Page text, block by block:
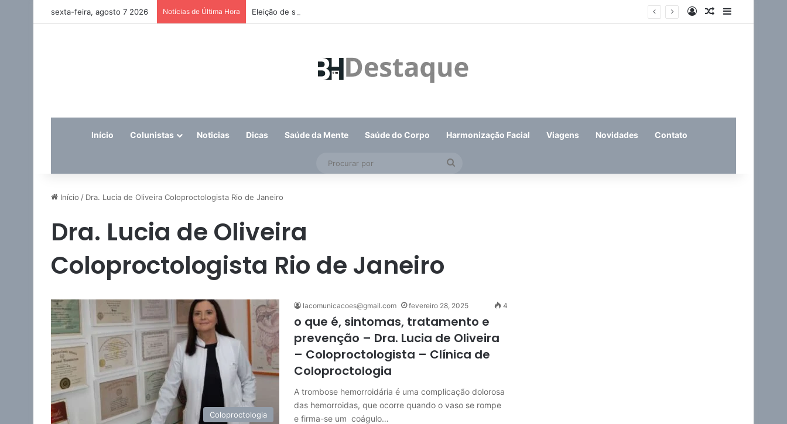
sexta-feira, agosto 7 2026 Notícias de Última Hora Eleição de suplente do Conselho de Mobilidade Urbana será nesta quinta-feira (11) EntrarArtigo aleatório
Barra Lateral
Início Colunistas Noticias Dicas Saúde da Mente Saúde do Corpo Harmonização Facial Viagens Novidades Contato
Procurar
Início / Dra. Lucia de Oliveira Coloproctologista Rio de Janeiro
Dra. Lucia de Oliveira
Coloproctologista Rio de Janeiro
Coloproctologia
lacomunicacoes@gmail.com fevereiro 28, 2025 4
o que é, sintomas, tratamento e
prevenção – Dra. Lucia de Oliveira
– Coloproctologista – Clínica de
Coloproctologia
A trombose hemorroidária é uma complicação dolorosa
das hemorroidas, que ocorre quando o vaso se rompe
e firma-se um coágulo…